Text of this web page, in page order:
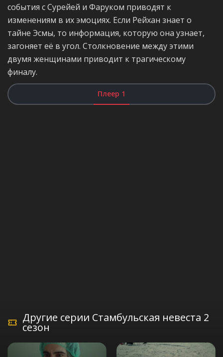
события с Сурейей и Фаруком приводят к
изменениям в их эмоциях. Если Рейхан знает о
тайне Эсмы, то информация, которую она узнает,
загоняет её в угол. Столкновение между этими
двумя женщинами приводит к трагическому
финалу.
Плеер 1
Другие серии Стамбульская невеста 2
сезон